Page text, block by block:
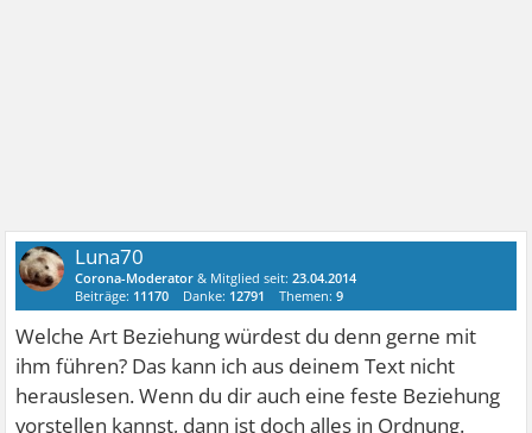
Luna70
Corona-Moderator & Mitglied seit:23.04.2014
Beiträge: 11170 Danke: 12791 Themen:9
Welche Art Beziehung würdest du denn gerne mit
ihm führen? Das kann ich aus deinem Text nicht
herauslesen. Wenn du dir auch eine feste Beziehung
vorstellen kannst, dann ist doch alles in Ordnung.